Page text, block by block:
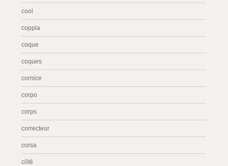
cool
coppia
coque
coques
cornice
corpo
corps
correcteur
corsa
côté